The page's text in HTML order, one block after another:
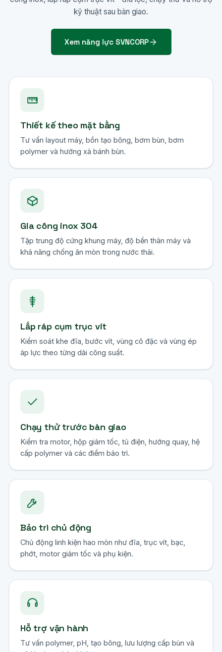
kỹ thuật sau bàn giao.
Xem năng lực SVNCORP
Thiết kế theo mặt bằng
Tư vấn layout máy, bồn tạo bông, bơm bùn, bơm
polymer và hướng xả bánh bùn.
Gia công inox 304
Tập trung độ cứng khung máy, độ bền thân máy và
khả năng chống ăn mòn trong nước thải.
Lắp ráp cụm trục vít
Kiểm soát khe đĩa, bước vít, vùng cô đặc và vùng ép
áp lực theo từng dải công suất.
Chạy thử trước bàn giao
Kiểm tra motor, hộp giảm tốc, tủ điện, hướng quay, hệ
cấp polymer và các điểm bảo trì.
Bảo trì chủ động
Chủ động linh kiện hao mòn như đĩa, trục vít, bạc,
phớt, motor giảm tốc và phụ kiện.
Hỗ trợ vận hành
Tư vấn polymer, pH, tạo bông, lưu lượng cấp bùn và